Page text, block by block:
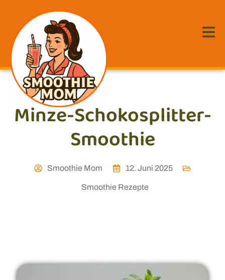
Minze-Schokosplitter-
Smoothie
Smoothie Mom 12. Juni 2025
Smoothie Rezepte